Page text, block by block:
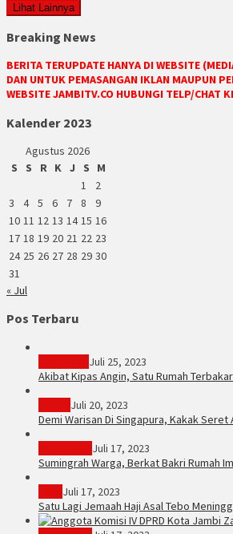
Lihat Lainnya
Breaking News
BERITA TERUPDATE HANYA DI WEBSITE
DAN UNTUK PEMASANGAN IKLAN MAUPUN
WEBSITE JAMBITV.CO HUBUNGI TELP/CHAT
Kalender 2023
Agustus 2026
S
S R K J S
M
1
2
3
4 5 6 7 8
9
10 11 12 13 14 15 16
17 18 19 20 21 22 23
24 25 26 27 28 29 30
31
« Jul
Pos Terbaru
Juli 25, 2023
Akibat Kipas Angin, Satu Rumah Terbakar
Juli 20, 2023
Demi Warisan Di Singapura, Kakak
Juli 17, 2023
Sumingrah Warga, Berkat Bakri Rumah
Juli 17, 2023
Satu Lagi Jemaah Haji Asal Tebo